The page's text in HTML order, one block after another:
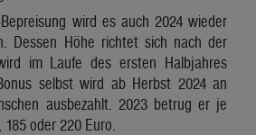
wird es auch 2024 wieder
Dessen Höhe richtet sich nach der
im Laufe des ersten Halbjahres
selbst wird ab Herbst 2024 an
ausbezahlt. 2023 betrug er je
oder 220 Euro.